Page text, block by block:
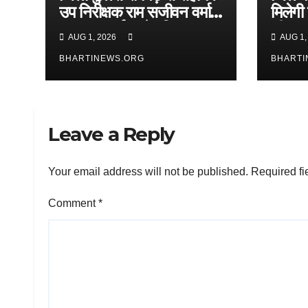
उप निरीक्षक राम सजीवन वर्मा
हुए सम्मानपूर्वक सेवानिवृत्त
AUG 1, 2026
BHARTINEWS.ORG
AUG
Leave a Reply
Your email address will not be published. Required
Comment*